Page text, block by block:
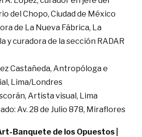
del Chopo, Ciudad de México
de La Nueva Fábrica, La
y curadora de la sección RADAR
Castañeda, Antropóloga e
Lima/Londres
Artista visual, Lima
Av. 28 de Julio 878, Miraflores
Banquete de los Opuestos |